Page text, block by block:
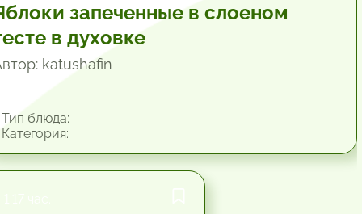
запеченные в слоеном
в духовке
katushafin
блюда: